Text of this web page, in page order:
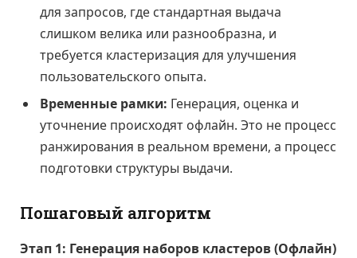
для запросов, где стандартная выдача
слишком велика или разнообразна, и
требуется кластеризация для улучшения
пользовательского опыта.
Временные рамки: Генерация, оценка и
уточнение происходят офлайн. Это не процесс
ранжирования в реальном времени, а процесс
подготовки структуры выдачи.
Пошаговый алгоритм
Этап 1: Генерация наборов кластеров (Офлайн)